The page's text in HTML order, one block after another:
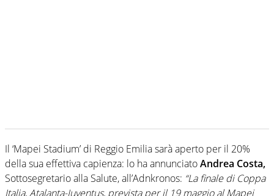
Il ‘Mapei Stadium’ di Reggio Emilia sarà aperto per il 20%
della sua effettiva capienza: lo ha annunciatoAndrea Costa,
Sottosegretario alla Salute, all’Adnkronos: “La finale di Coppa
Italia, Atalanta-Juventus, prevista per il 19 maggio al Mapei